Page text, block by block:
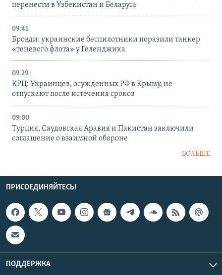
перенести в Узбекистан и Беларусь
09:41
Бровди: украинские беспилотники поразили танкер
«теневого флота» у Геленджика
09:29
КРЦ: Украинцев, осужденных РФ в Крыму, не
отпускают после истечения сроков
09:00
Турция, Саудовская Аравия и Пакистан заключили
соглашение о взаимной обороне
БОЛЬШЕ
ПРИСОЕДИНЯЙТЕСЬ!
ПОДДЕРЖКА